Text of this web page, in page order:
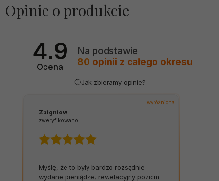
Opinie o produkcie
4.9
Ocena
Na podstawie
80 opinii z całego okresu
Jak zbieramy opinie?
wyróżniona
Zbigniew
zweryfikowano
Myślę, że to były bardzo rozsądnie
wydane pieniądze, rewelacyjny poziom